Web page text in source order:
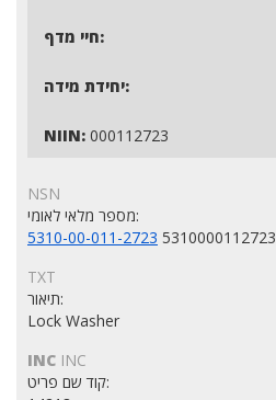
חיי מדף:
יחידת מידה:
NIIN: 000112723
NSN
מספר מלאי לאומי:
5310-00-011-2723 5310000112723
TXT
תיאור:
Lock Washer
INC INC
קוד שם פריט: